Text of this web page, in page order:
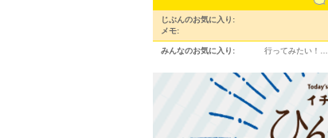
じぶんのお気に入り:
メモ:
みんなのお気に入り: 行ってみたい！…